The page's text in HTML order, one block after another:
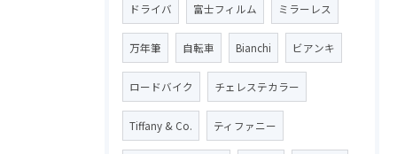
ドライバ 富士フィルム ミラーレス
万年筆 自転車 Bianchi ビアンキ
ロードバイク チェレステカラー
Tiffany & Co. ティファニー